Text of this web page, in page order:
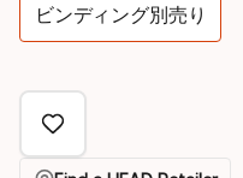
option:
ビンディング別売り
バ
ド